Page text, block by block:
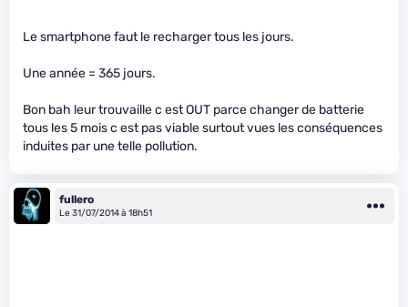
Le smartphone faut le recharger tous les jours.
Une année = 365 jours.
Bon bah leur trouvaille c est OUT parce changer de batterie
tous les 5 mois c est pas viable surtout vues les conséquences
induites par une telle pollution.
fullero
Le 31/07/2014 à 18h51